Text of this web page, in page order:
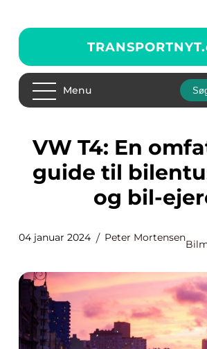
TRANSPORTNYT.
Menu
VW T4: En omfattende
guide til
og bil-
04 januar 2024 Peter Mortensen